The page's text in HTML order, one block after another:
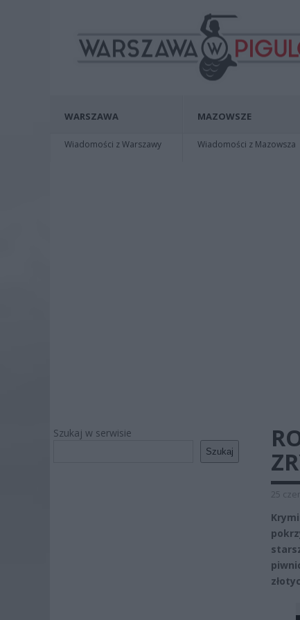
WARSZAWA
Wiadomości z Warszawy
MAZOWSZE
Wiadomości z Mazowsza
Szukaj w serwisie
Szukaj
25